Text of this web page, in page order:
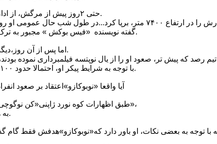
حتی ٢روز پیش از مرگش، از ادامه سرفه هایش شکایت داشت.
آن زمان، «کوریکی» چادرش را در ارتفاع ٧۴٠٠ متر، برپا کرد...در طول
گفته نویسنده «فیس بوکش » مجبور به ترک ارتفاع و بازگشت به پائین شد.
اما پس از آن روز،دیگر هیچ اثری از وی مشاهده نشد.
با توجه به شرایط پیکر او، احتمالا حدود ١٠٠ تا ٢٠٠متر،سقوط داشته است.
*آیا واقعا «نوبوکازو»اعتقاد بر صعود
طبق اظهارات کوه نورد ژاپنی«کن نوگوچی» در روزنامه«آساهی شیمبون»،
به هیچ وجه این گونه فکر نمی کند.